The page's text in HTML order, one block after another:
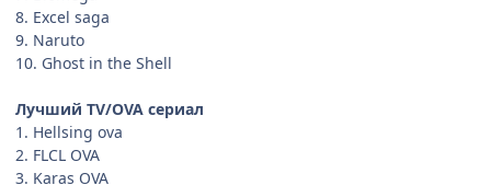
8. Excel saga
9. Naruto
10. Ghost in the Shell
Лучший TV/OVA сериал
1. Hellsing ova
2. FLCL OVA
3. Karas OVA